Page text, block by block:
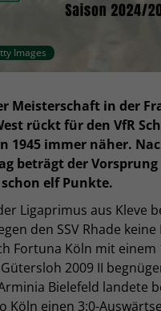
Images
Meisterschaft in der
rückt für den VfR
1945 immer näher.
beträgt der Vorsprung
elf Punkte.
Ligaprimus aus Kleve
den SSV Rhade keine
Fortuna Köln mit einem
2009 II
Bielefeld landete
Köln einen 3:0-